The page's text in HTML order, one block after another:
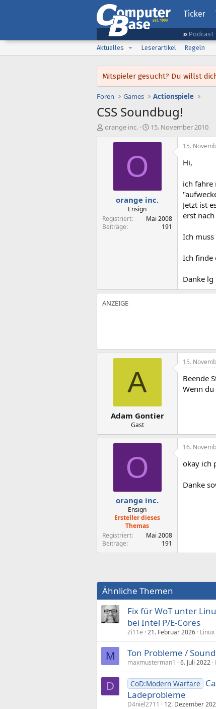
Ticker
Podcast
Aktuelles
Leserartikel Regeln
Mitspieler gesucht? Du willst
Foren Games Actionspiele
CSS Soundbug!
E
orange inc.
E
s
t
a
15. November 2010
O
orange inc.
Ensign
Registriert
Mai 2008
Beiträge
191
15.
Hi,
ich fahre
Jetzt ist
erst
Ich muss
Ich finde
Danke lg
A
Adam Gontier
Gast
15.
Beende
Wenn du
O
orange inc.
Ensign
Ersteller dieses
Themas
Registriert
Mai 2008
Beiträge
191
16.
okay ich
Danke
Ähnliche Themen
Fix für WoT unter
bei Intel P/E-Cores
Zi11e 21. Februar 2026 Linux
M Ton Probleme /
maxmusterman1 6. Juli 2022
D CoD:Modern Warfare
Ladeprobleme
D4niel2711 12. Dezember